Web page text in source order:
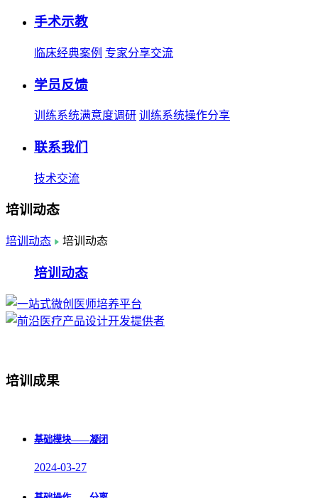
手术示教
临床经典案例 专家分享交流
学员反馈
训练系统满意度调研 训练系统操作分享
联系我们
技术交流
培训动态
培训动态 培训动态
培训动态
培训成果
基础模块——凝闭
2024-03-27